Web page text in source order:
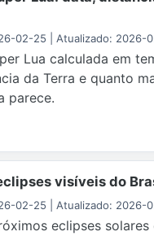
02-25 | Atualizado: 2026-
Lua calculada em
da Terra e quanto
parece.
visíveis do
02-25 | Atualizado: 2026-
eclipses solares